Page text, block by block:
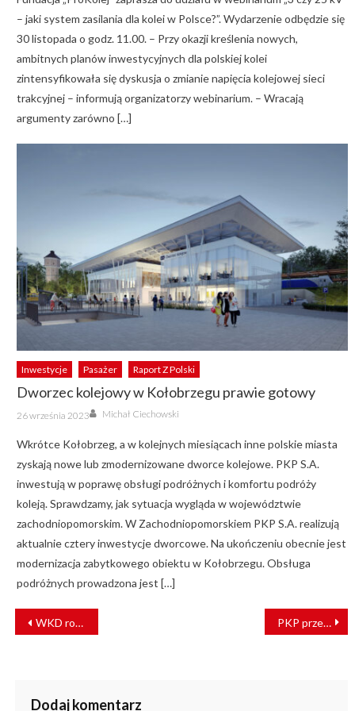
– jaki system zasilania dla kolei w Polsce?”. Wydarzenie odbędzie się
30 listopada o godz. 11.00. – Przy okazji kreślenia nowych,
ambitnych planów inwestycyjnych dla polskiej kolei
zintensyfikowała się dyskusja o zmianie napięcia kolejowej sieci
trakcyjnej – informują organizatorzy webinarium. – Wracają
argumenty zarówno […]
Inwestycje Pasażer Raport Z Polski
Dworzec kolejowy w Kołobrzegu prawie gotowy
Posted
on
26 września 2023 Author
Michał Ciechowski
Wkrótce Kołobrzeg, a w kolejnych miesiącach inne polskie miasta
zyskają nowe lub zmodernizowane dworce kolejowe. PKP S.A.
inwestują w poprawę obsługi podróżnych i komfortu podróży
koleją. Sprawdzamy, jak sytuacja wygląda w województwie
zachodniopomorskim. W Zachodniopomorskiem PKP S.A. realizują
aktualnie cztery inwestycje dworcowe. Na ukończeniu obecnie jest
modernizacja zabytkowego obiektu w Kołobrzegu. Obsługa
podróżnych prowadzona jest […]
NAWIGACJA
WPISU
WKD rozdaje sadzonki drzew. Wiemy, jak je zdobyć! PKP przebuduje dworzec kolejowy w Świebodzinie [WIZUALIZACJE]
Dodaj komentarz